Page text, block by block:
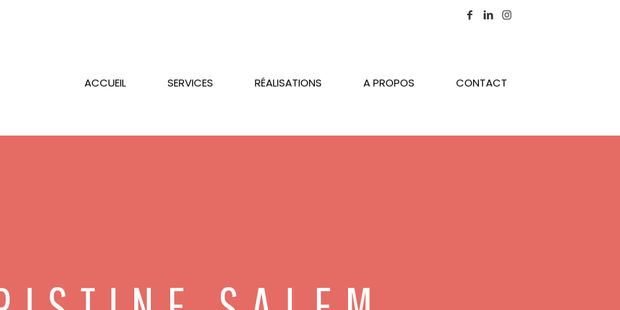
ACCUEIL SERVICES RÉALISATIONS A PROPOS CONTACT